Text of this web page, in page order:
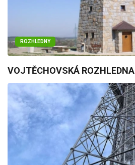
ROZHLEDNY
VOJTĚCHOVSKÁ ROZHLEDNA